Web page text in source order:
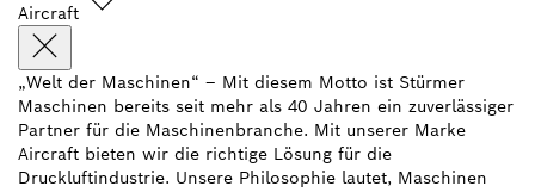
Aircraft
„Welt der Maschinen“ – Mit diesem Motto ist Stürmer
Maschinen bereits seit mehr als 40 Jahren ein zuverlässiger
Partner für die Maschinenbranche. Mit unserer Marke
Aircraft bieten wir die richtige Lösung für die
Druckluftindustrie. Unsere Philosophie lautet, Maschinen